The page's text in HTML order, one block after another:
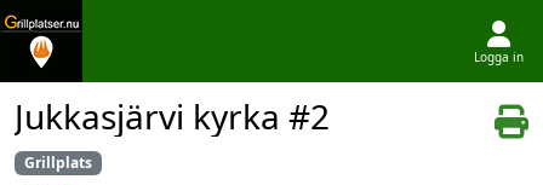
Logga in
Jukkasjärvi kyrka #2
Grillplats